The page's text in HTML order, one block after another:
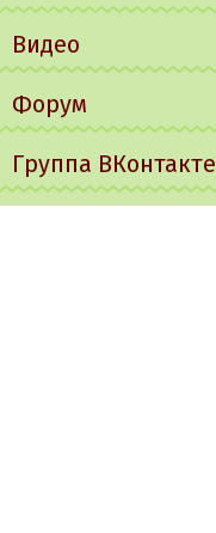
Видео
Форум
Группа ВКонтакте